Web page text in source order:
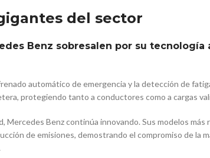
del sector
Benz sobresalen por su
automático de emergencia y la detección de
protegiendo tanto a conductores como a cargas
Mercedes Benz continúa innovando. Sus modelos
de emisiones, demostrando el compromiso de la